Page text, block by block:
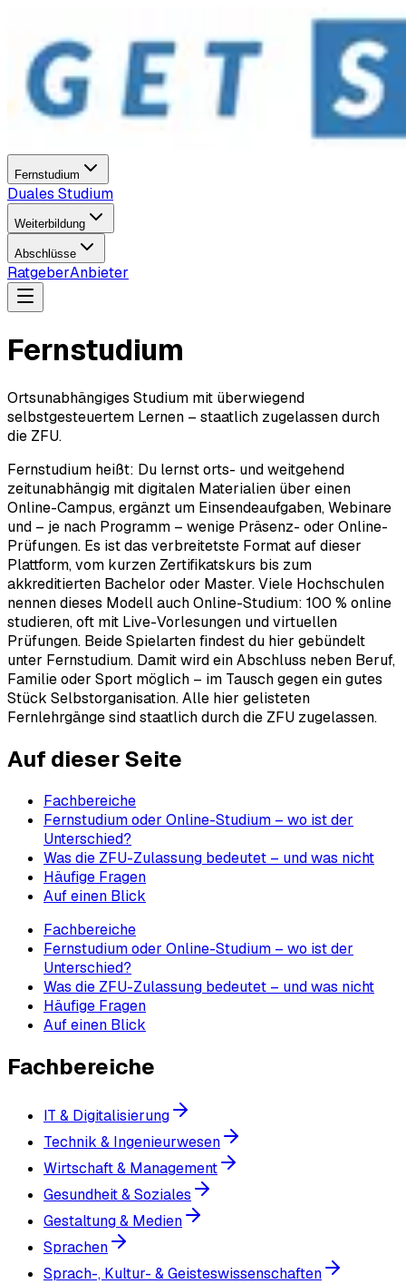
Fernstudium
Duales Studium
Weiterbildung
Abschlüsse
RatgeberAnbieter
Fernstudium
Ortsunabhängiges Studium mit überwiegend
selbstgesteuertem Lernen – staatlich zugelassen durch
die ZFU.
Fernstudium heißt: Du lernst orts- und weitgehend
zeitunabhängig mit digitalen Materialien über einen
Online-Campus, ergänzt um Einsendeaufgaben, Webinare
und – je nach Programm – wenige Präsenz- oder Online-
Prüfungen. Es ist das verbreitetste Format auf dieser
Plattform, vom kurzen Zertifikatskurs bis zum
akkreditierten Bachelor oder Master. Viele Hochschulen
nennen dieses Modell auch Online-Studium: 100 % online
studieren, oft mit Live-Vorlesungen und virtuellen
Prüfungen. Beide Spielarten findest du hier gebündelt
unter Fernstudium. Damit wird ein Abschluss neben Beruf,
Familie oder Sport möglich – im Tausch gegen ein gutes
Stück Selbstorganisation. Alle hier gelisteten
Fernlehrgänge sind staatlich durch die ZFU zugelassen.
Auf dieser Seite
Fachbereiche
Fernstudium oder Online-Studium – wo ist der
Unterschied?
Was die ZFU-Zulassung bedeutet – und was nicht
Häufige Fragen
Auf einen Blick
Fachbereiche
Fernstudium oder Online-Studium – wo ist der
Unterschied?
Was die ZFU-Zulassung bedeutet – und was nicht
Häufige Fragen
Auf einen Blick
Fachbereiche
IT & Digitalisierung
Technik & Ingenieurwesen
Wirtschaft & Management
Gesundheit & Soziales
Gestaltung & Medien
Sprachen
Sprach-, Kultur- & Geisteswissenschaften